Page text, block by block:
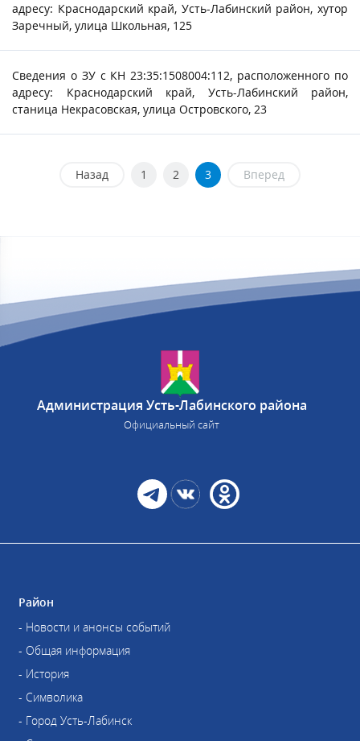
адресу: Краснодарский край, Усть-Лабинский район, хутор
Заречный, улица Школьная, 125
Сведения о ЗУ с КН 23:35:1508004:112, расположенного по
адресу: Краснодарский край, Усть-Лабинский район,
станица Некрасовская, улица Островского, 23
Назад 1 2 3 Вперед
Администрация Усть-Лабинского района
Официальный сайт
Район
- Новости и анонсы событий
- Общая информация
- История
- Символика
- Город Усть-Лабинск